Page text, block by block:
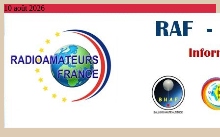
10 août 2026